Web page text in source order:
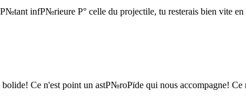
infР№rieure Р° celle du projectile, tu resterais bien vite en
Ce n'est point un astР№roРїde qui nous accompagne! Ce